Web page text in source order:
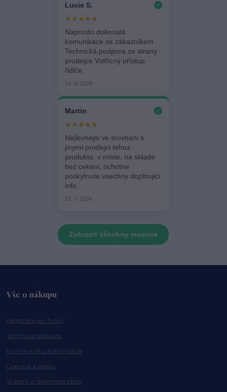
Lucie S. ✓
★★★★★
Naprosto dokonalá
komunikace se zákazníkem
Technická podpora ze strany
prodejce Vstřícný přístup
řidiče
14. 8. 2024
Martin ✓
★★★★★
Nejlevnejsi ve srovnani s
jinymi prodejci tehoz
produktu, v miste, na sklade
bez cekani, ochotne
poskytnute vsechny doplnujici
info.
23. 7. 2024
Zobrazit všechny recenze
Vše o nákupu
Registrace pro firmy
Technické podklady
On-line kalkulačka nádrže
Doprava a platba
Vrácení a reklamace zboží